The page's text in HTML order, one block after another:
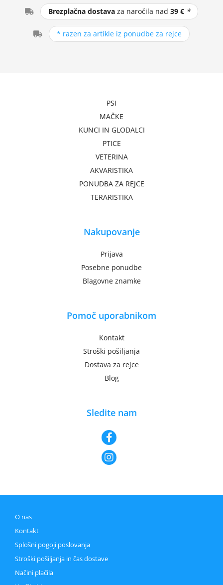
Brezplačna dostava za naročila nad39 € *
* razen za artikle iz ponudbe za rejce
PSI
MAČKE
KUNCI IN GLODALCI
PTICE
VETERINA
AKVARISTIKA
PONUDBA ZA REJCE
TERARISTIKA
Nakupovanje
Prijava
Posebne ponudbe
Blagovne znamke
Pomoč uporabnikom
Kontakt
Stroški pošiljanja
Dostava za rejce
Blog
Sledite nam
O nas
Kontakt
Splošni pogoji poslovanja
Stroški pošiljanja in čas dostave
Načini plačila